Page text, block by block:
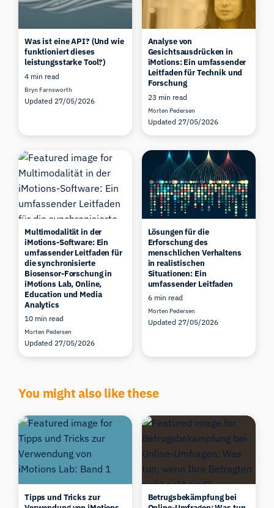
Was ist eine API? (Und wie
funktioniert dieses
leistungsstarke Tool?)
4 min read
Bryn Farnsworth
Updated 27/05/2026
Analyse von
Gesichtsausdrücken in
iMotions: Ein umfassender
Leitfaden für Technik und
Forschung
23 min read
Morten Pedersen
Updated 27/05/2026
Multimodalität in der
iMotions-Software: Ein
umfassender Leitfaden für
die synchronisierte
Biosensor-Forschung in
iMotions Lab, Online,
Education und Media
Analytics
10 min read
Morten Pedersen
Updated 27/05/2026
Lösungen für die
Erforschung des
menschlichen Verhaltens
in realistischen
Situationen: Ein
umfassender Leitfaden
6 min read
Morten Pedersen
Updated 27/05/2026
You might also like these
Tipps und Tricks zur
Betrugsbekämpfung bei